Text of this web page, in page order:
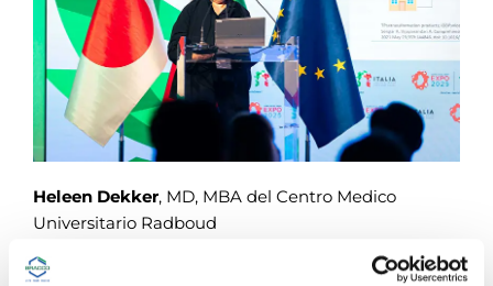
Heleen Dekker, MD, MBA del Centro Medico
Universitario Radboud